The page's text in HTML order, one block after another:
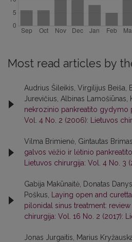
Most read articles by
Audrius Šileikis, Virgilijus Beiša,
Jurevičius, Albinas Lamošiūnas,
nekrozinio pankreatito gydymo
Vol. 4 No. 2 (2006): Lietuvos
Vilma Brimienė, Gintautas
galvos vėžio ir lėtinio
Lietuvos chirurgija: Vol. 4 No. 3
Gabija Makūnaitė, Donatas
Poškus,
Laying open and
pilonidal sinus treatment:
chirurgija: Vol. 16 No. 2 (2017):
Jonas Jurgaitis, Marius